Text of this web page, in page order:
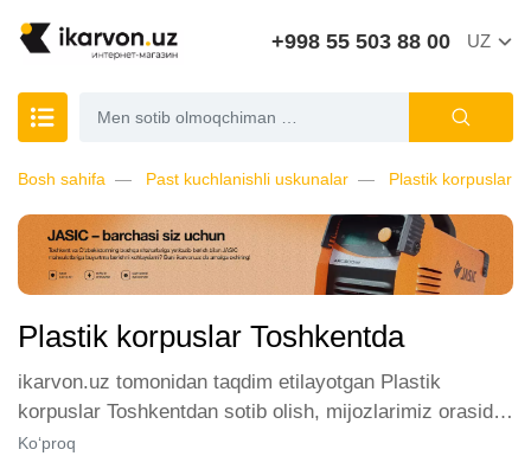
+998 55 503 88 00 UZ
Bosh sahifa Past kuchlanishli uskunalar Plastik korpuslar
Plastik korpuslar Toshkentda
ikarvon.uz tomonidan taqdim etilayotgan Plastik
korpuslar Toshkentdan sotib olish, mijozlarimiz orasida
katta talabga ega. Biz ushbu toifadagi tovarlarni sotish
Ko‘proq